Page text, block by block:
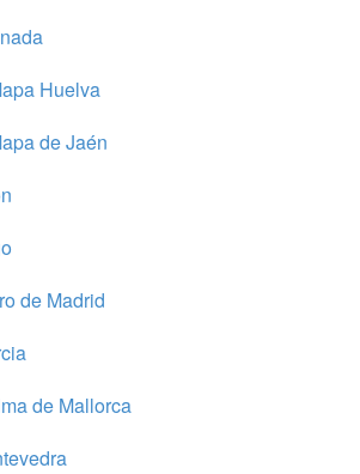
Huelva
de Jaén
de Madrid
de Mallorca